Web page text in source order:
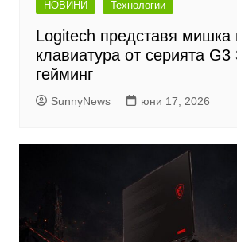
НОВИНИ Технологии
Logitech представя мишка
клавиатура от серията
гейминг
SunnyNews юни 17, 2026